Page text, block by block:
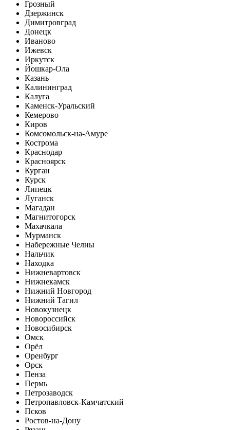
Грозный
Дзержинск
Димитровград
Донецк
Иваново
Ижевск
Иркутск
Йошкар-Ола
Казань
Калининград
Калуга
Каменск-Уральский
Кемерово
Киров
Комсомольск-на-Амуре
Кострома
Краснодар
Красноярск
Курган
Курск
Липецк
Луганск
Магадан
Магнитогорск
Махачкала
Мурманск
Набережные Челны
Нальчик
Находка
Нижневартовск
Нижнекамск
Нижний Новгород
Нижний Тагил
Новокузнецк
Новороссийск
Новосибирск
Омск
Орёл
Оренбург
Орск
Пенза
Пермь
Петрозаводск
Петропавловск-Камчатский
Псков
Ростов-на-Дону